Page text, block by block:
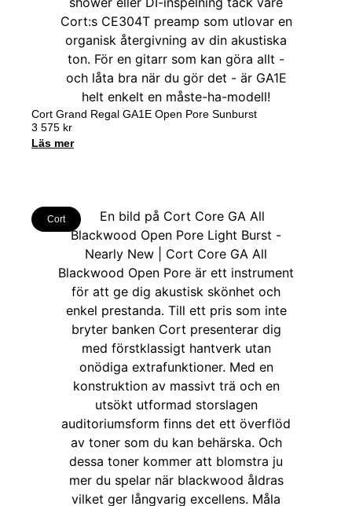
Cort Grand Regal GA1E Open Pore Sunburst
3 575 kr
Läs mer
Cort